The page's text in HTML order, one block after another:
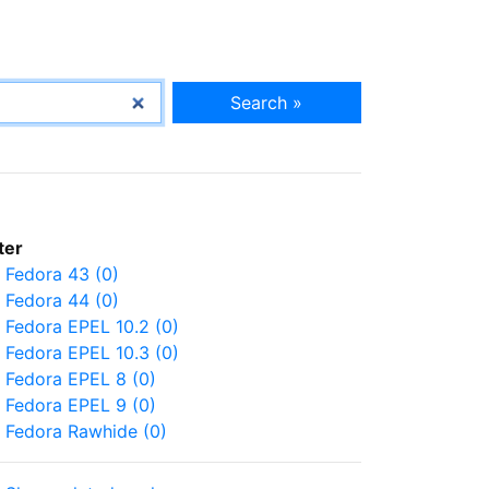
Search »
Fedora 43 (0)
Fedora 44 (0)
Fedora EPEL 10.2 (0)
Fedora EPEL 10.3 (0)
Fedora EPEL 8 (0)
Fedora EPEL 9 (0)
Fedora Rawhide (0)